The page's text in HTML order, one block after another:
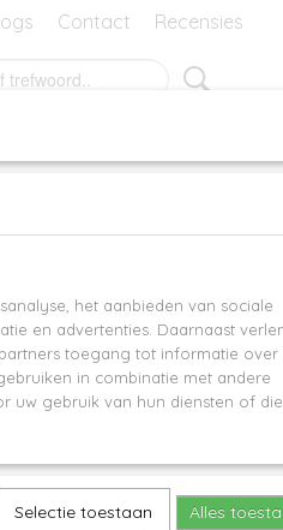
Contact Recensies
het aanbieden van sociale
en advertenties. Daarnaast
toegang tot informatie over
in combinatie met andere
uw gebruik van hun diensten of
Selectie toestaan Alles